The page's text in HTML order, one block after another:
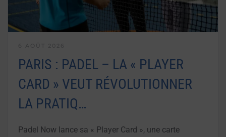
PARIS : PADEL – LA « PLAYER
CARD » VEUT RÉVOLUTIONNER
LA PRATIQ…
Padel Now lance sa « Player Card », une carte